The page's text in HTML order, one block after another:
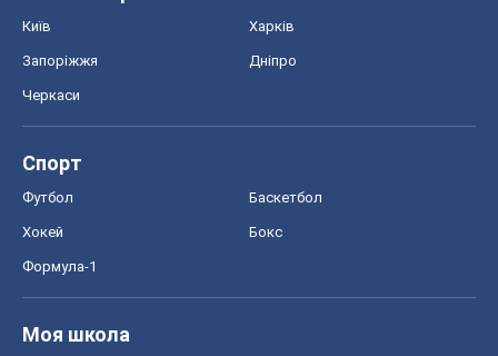
Київ Харків
Запоріжжя Дніпро
Черкаси
Спорт
Футбол Баскетбол
Хокей Бокс
Формула-1
Моя школа